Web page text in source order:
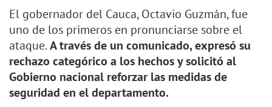
El gobernador del Cauca, Octavio Guzmán, fue
uno de los primeros en pronunciarse sobre el
ataque.A través de un comunicado, expresó su
rechazo categórico a los hechos y solicitó al
Gobierno nacional reforzar las medidas de
seguridad en el departamento.